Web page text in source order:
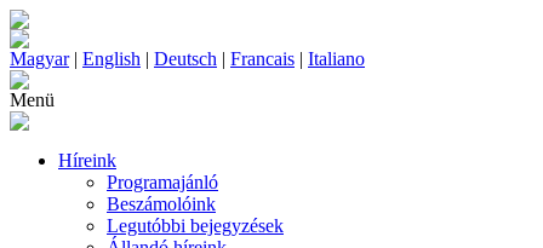
Magyar| English | Deutsch | Francais | Italiano
Menü
Híreink
Programajánló
Beszámolóink
Legutóbbi bejegyzések